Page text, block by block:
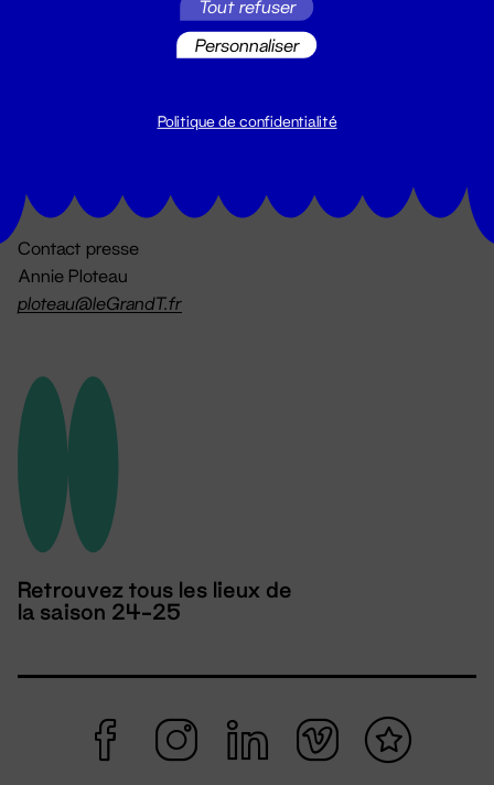
billetterie@leGrandT.fr
Contact presse
Annie Ploteau
ploteau@leGrandT.fr
Retrouvez tous les lieux de
la saison 24-25
Tout refuser
Personnaliser
Politique de confidentialité